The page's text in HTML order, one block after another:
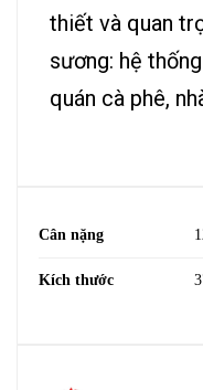
thiết và quan
sương: hệ
quán cà phê,
Cân nặng
Kích thước